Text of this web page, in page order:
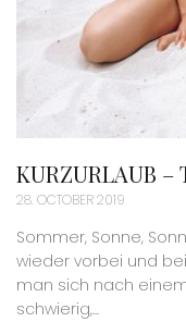
KURZURLAUB –
28. OCTOBER 2019
Sommer, Sonne,
wieder vorbei und
man sich nach
schwierig,...